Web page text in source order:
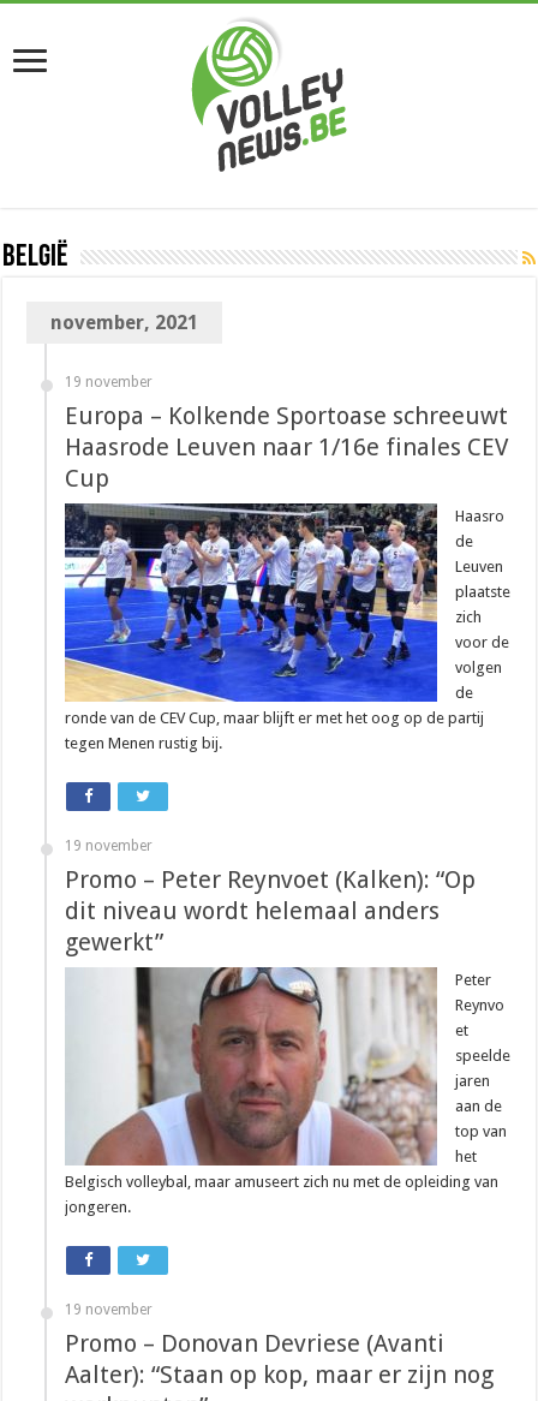
België
november, 2021
19 november
Europa – Kolkende Sportoase schreeuwt
Haasrode Leuven naar 1/16e finales CEV
Cup
Haasro
de
Leuven
plaatste
zich
voor de
volgen
de
ronde van de CEV Cup, maar blijft er met het oog op de partij
tegen Menen rustig bij.
19 november
Promo – Peter Reynvoet (Kalken): “Op
dit niveau wordt helemaal anders
gewerkt”
Peter
Reynvo
et
speelde
jaren
aan de
top van
het
Belgisch volleybal, maar amuseert zich nu met de opleiding van
jongeren.
19 november
Promo – Donovan Devriese (Avanti
Aalter): “Staan op kop, maar er zijn nog